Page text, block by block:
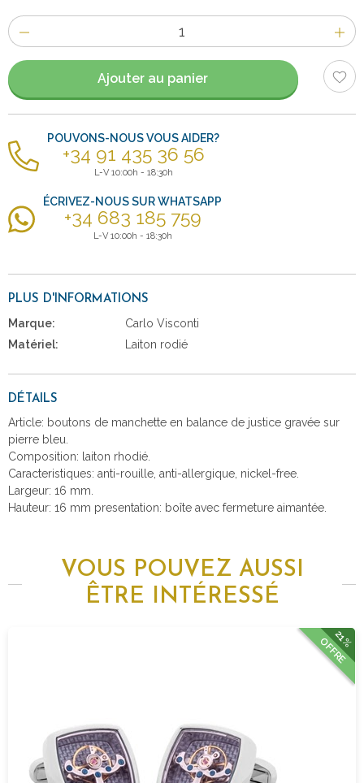
Nombre
d'items
Ajouter au panier
POUVONS-NOUS VOUS AIDER?
+34 91 435 36 56
L-V 10:00h - 18:30h
ÉCRIVEZ-NOUS SUR WHATSAPP
+34 683 185 759
L-V 10:00h - 18:30h
PLUS D'INFORMATIONS
Marque:
Carlo Visconti
Matériel:
Laiton rodié
DÉTAILS
Article: boutons de manchette en balance de justice gravée sur
pierre bleu.
Composition: laiton rhodié.
Caracteristiques: anti-rouille, anti-allergique, nickel-free.
Largeur: 16 mm.
Hauteur: 16 mm presentation: boîte avec fermeture aimantée.
VOUS POUVEZ AUSSI
ÊTRE INTÉRESSÉ
21%
OFFRE